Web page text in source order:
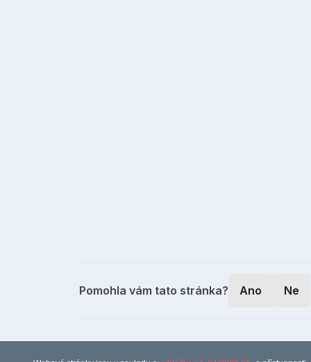
Pomohla vám tato stránka? Ano Ne